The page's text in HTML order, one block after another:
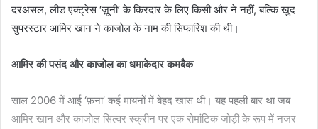
दरअसल, लीड एक्ट्रेस ‘ज़ूनी’ के किरदार के लिए किसी और ने नहीं, बल्कि खुद
सुपरस्टार आमिर खान ने काजोल के नाम की सिफारिश की थी।
आमिर की पसंद और काजोल का धमाकेदार कमबैक
साल 2006 में आई ‘फ़ना’ कई मायनों में बेहद खास थी। यह पहली बार था जब
आमिर खान और काजोल सिल्वर स्क्रीन पर एक रोमांटिक जोड़ी के रूप में नजर